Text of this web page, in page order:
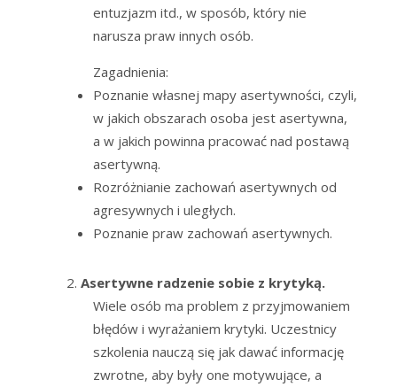
entuzjazm itd., w sposób, który nie
narusza praw innych osób.
Zagadnienia:
Poznanie własnej mapy asertywności, czyli,
w jakich obszarach osoba jest asertywna,
a w jakich powinna pracować nad postawą
asertywną.
Rozróżnianie zachowań asertywnych od
agresywnych i uległych.
Poznanie praw zachowań asertywnych.
Asertywne radzenie sobie z krytyką.
Wiele osób ma problem z przyjmowaniem
błędów i wyrażaniem krytyki. Uczestnicy
szkolenia nauczą się jak dawać informację
zwrotne, aby były one motywujące, a